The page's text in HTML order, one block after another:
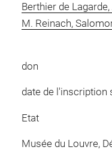
Berthier de
M. Reinach,
don
date de l'inscription
Etat
Musée du Louvre,